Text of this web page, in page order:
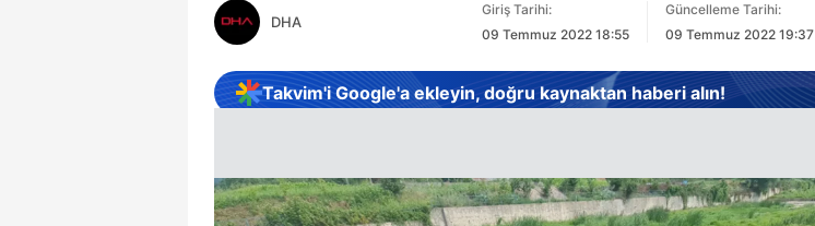
DHA
Giriş Tarihi:
09 Temmuz 2022 18:55
Güncelleme Tarihi:
09 Temmuz 2022 19:37
Takvim'i Google'a ekleyin, doğru kaynaktan haberi alın!